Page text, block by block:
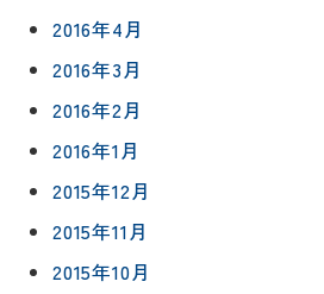
2016年4月
2016年3月
2016年2月
2016年1月
2015年12月
2015年11月
2015年10月